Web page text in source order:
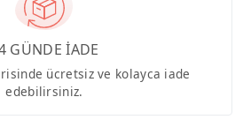
GÜNDE İADE
ücretsiz ve kolayca iade
edebilirsiniz.